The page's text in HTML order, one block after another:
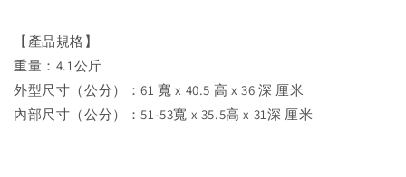
【產品規格】
重量：4.1公斤
外型尺寸（公分）：61 寬 x 40.5 高 x 36 深 厘米
內部尺寸（公分）：51-53寬 x 35.5高 x 31深 厘米